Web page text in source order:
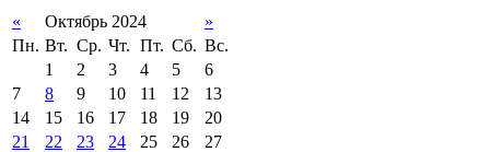
« Октябрь 2024
»
Пн. Вт. Ср. Чт. Пт. Сб. Вс.
1
2 3 4 5
6
7
8 9 10 11 12
13
14
15 16 17 18 19
20
21
22 23 24 25 26
27